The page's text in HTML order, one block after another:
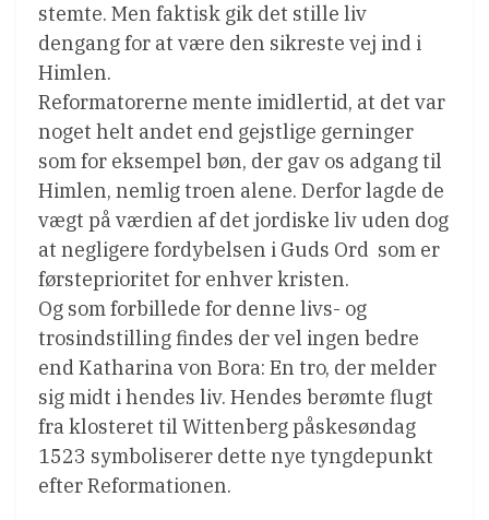
stemte. Men faktisk gik det stille liv
dengang for at være den sikreste vej ind i
Himlen.
Reformatorerne mente imidlertid, at det var
noget helt andet end gejstlige gerninger
som for eksempel bøn, der gav os adgang til
Himlen, nemlig troen alene. Derfor lagde de
vægt på værdien af det jordiske liv uden dog
at negligere fordybelsen i Guds Ord  som er
førsteprioritet for enhver kristen.
Og som forbillede for denne livs- og
trosindstilling findes der vel ingen bedre
end Katharina von Bora: En tro, der melder
sig midt i hendes liv. Hendes berømte flugt
fra klosteret til Wittenberg påskesøndag
1523 symboliserer dette nye tyngdepunkt
efter Reformationen.